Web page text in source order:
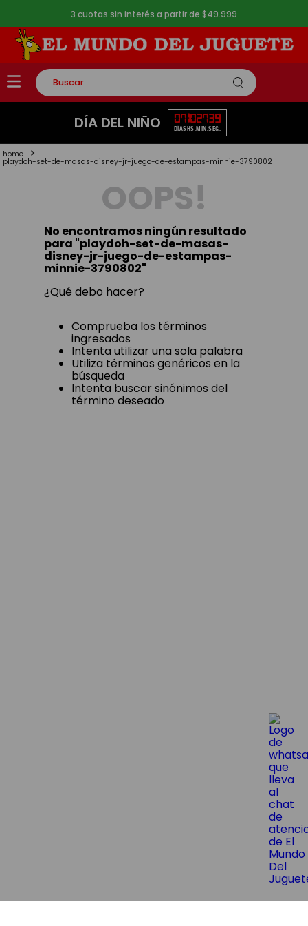
3 cuotas sin interés a partir de $49.999
Buscar
TÉRMINOS MÁS BUSCADOS
2.
lego
toy story
DÍA DEL NIÑO 07
DÍAS
10
HS.
27
MIN.
39
SEG.
playdoh-set-de-masas-disney-jr-juego-de-estampas-minnie-3790802
OOPS!
No encontramos ningún resultado
para "playdoh-set-de-masas-
disney-jr-juego-de-estampas-
minnie-3790802"
¿Qué debo hacer?
Comprueba los términos
ingresados
Intenta utilizar una sola palabra
Utiliza términos genéricos en la
búsqueda
Intenta buscar sinónimos del
término deseado